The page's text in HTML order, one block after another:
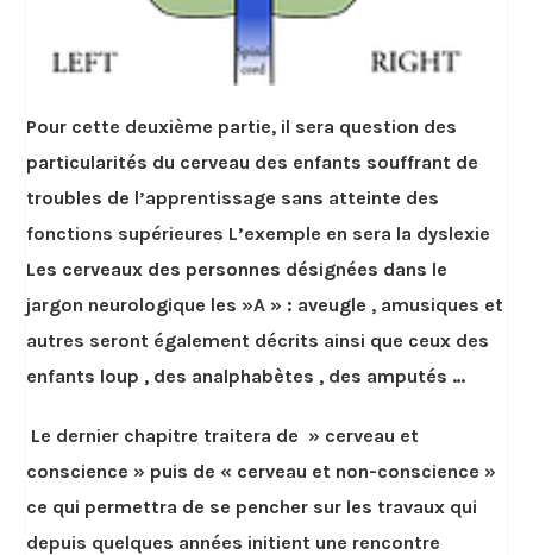
Pour cette deuxième partie, il sera question des
particularités du cerveau des enfants souffrant de
troubles de l’apprentissage sans atteinte des
fonctions supérieures L’exemple en sera la dyslexie
Les cerveaux des personnes désignées dans le
jargon neurologique les »A » : aveugle , amusiques et
autres seront également décrits ainsi que ceux des
enfants loup , des analphabètes , des amputés …
Le dernier chapitre traitera de » cerveau et
conscience » puis de « cerveau et non-conscience »
ce qui permettra de se pencher sur les travaux qui
depuis quelques années initient une rencontre